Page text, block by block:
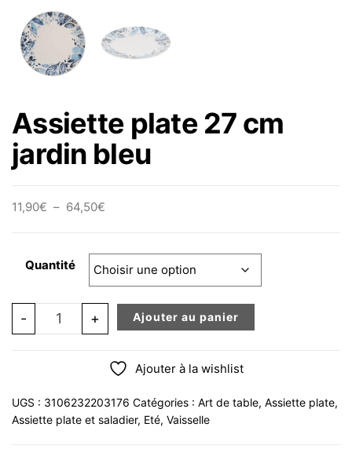
Assiette plate 27 cm
jardin bleu
11,90€ – 64,50€
Quantité
- quantité de Assiette plate 27 cm jardin bleu
+ Ajouter au panier
Ajouter à la wishlist
UGS : 3106232203176 Catégories : Art de table, Assiette plate,
Assiette plate et saladier, Eté, Vaisselle